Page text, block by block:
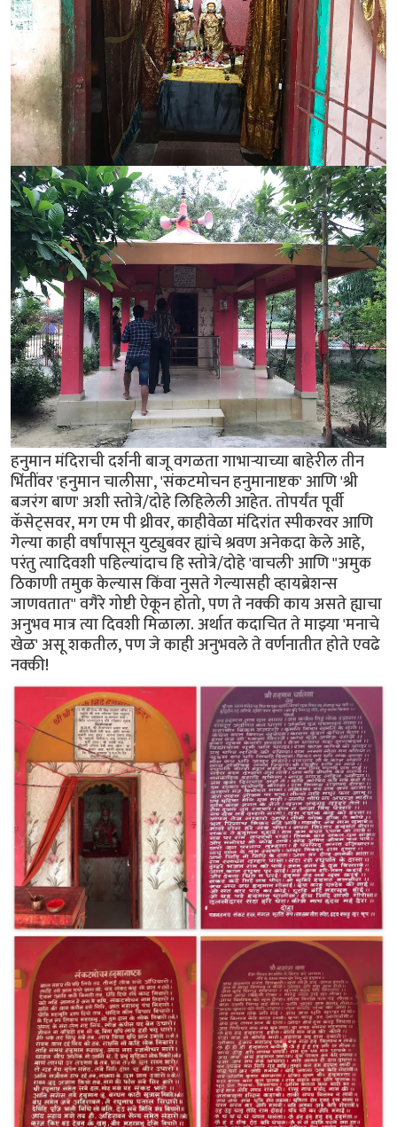
हनुमान मंदिराची दर्शनी बाजू वगळता गाभाऱ्याच्या बाहेरील तीन
भिंतींवर 'हनुमान चालीसा', 'संकटमोचन हनुमानाष्टक' आणि 'श्री
बजरंग बाण' अशी स्तोत्रे/दोहे लिहिलेली आहेत. तोपर्यंत पूर्वी
कॅसेट्सवर, मग एम पी थ्रीवर, काहीवेळा मंदिरांत स्पीकरवर आणि
गेल्या काही वर्षांपासून युट्युबवर ह्यांचे श्रवण अनेकदा केले आहे,
परंतु त्यादिवशी पहिल्यांदाच हि स्तोत्रे/दोहे 'वाचली' आणि "अमुक
ठिकाणी तमुक केल्यास किंवा नुसते गेल्यासही व्हायब्रेशन्स
जाणवतात" वगैरे गोष्टी ऐकून होतो, पण ते नक्की काय असते ह्याचा
अनुभव मात्र त्या दिवशी मिळाला. अर्थात कदाचित ते माझ्या 'मनाचे
खेळ' असू शकतील, पण जे काही अनुभवले ते वर्णनातीत होते एवढे
नक्की!